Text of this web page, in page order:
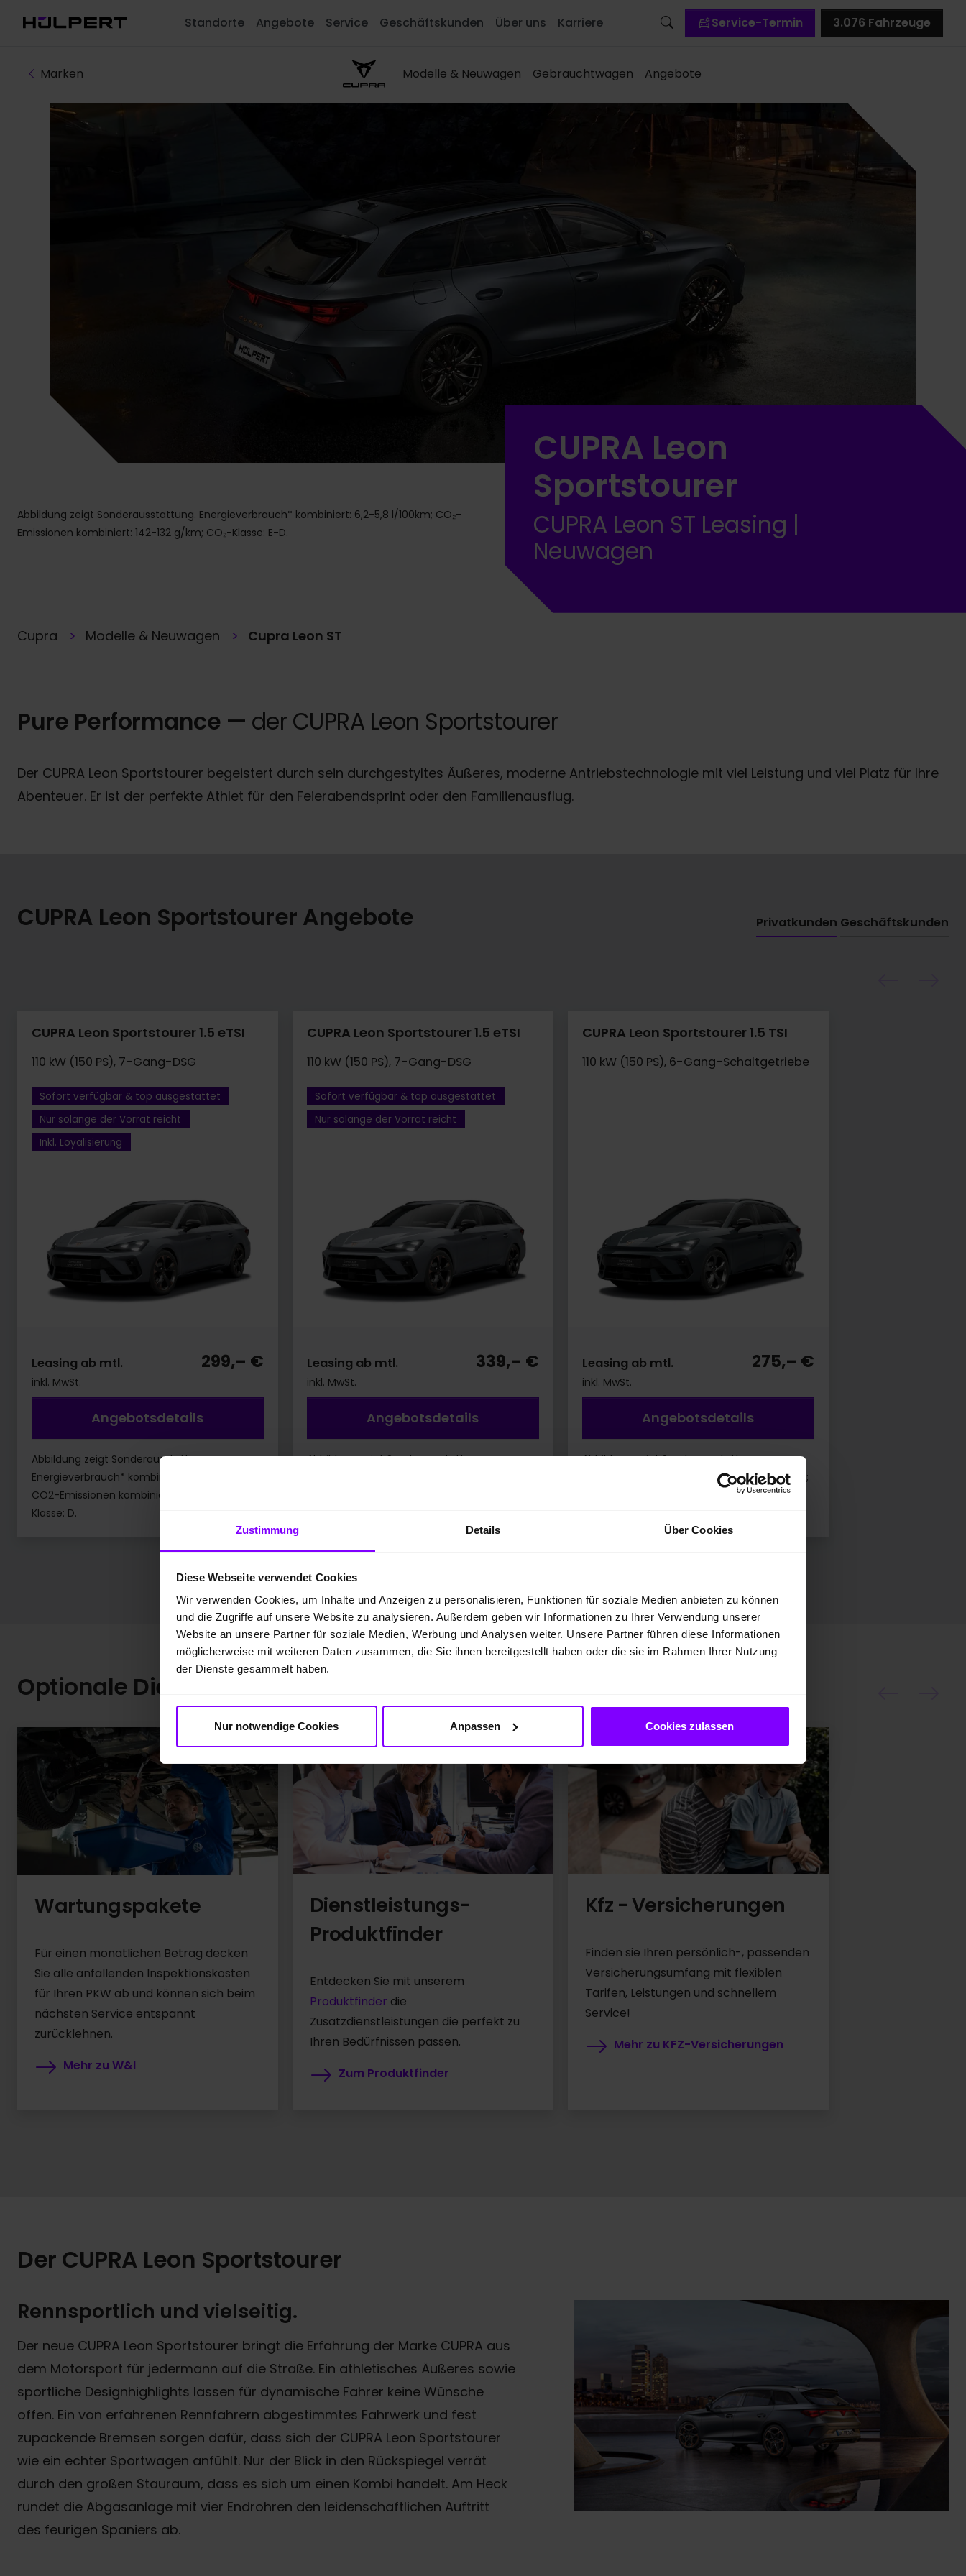
Zustimmung Details Über Cookies
Diese Webseite verwendet Cookies
Wir verwenden Cookies, um Inhalte und Anzeigen zu personalisieren, Funktionen für soziale Medien anbieten zu können
und die Zugriffe auf unsere Website zu analysieren. Außerdem geben wir Informationen zu Ihrer Verwendung unserer
Website an unsere Partner für soziale Medien, Werbung und Analysen weiter. Unsere Partner führen diese Informationen
möglicherweise mit weiteren Daten zusammen, die Sie ihnen bereitgestellt haben oder die sie im Rahmen Ihrer Nutzung
der Dienste gesammelt haben.
Nur notwendige Cookies Anpassen Cookies zulassen
Standorte Angebote Service Geschäftskunden Über uns Karriere Service-Termin Fahrzeuge
3.076
Marken Modelle & Neuwagen Gebrauchtwagen Angebote
CUPRA Leon
Sportstourer
CUPRA Leon ST Leasing |
Neuwagen
Abbildung zeigt Sonderausstattung. Energieverbrauch* kombiniert: 6,2-5,8 l/100km; CO₂-
Emissionen kombiniert: 142-132 g/km; CO₂-Klasse: E-D.
Cupra Modelle & Neuwagen Cupra Leon ST
Pure Performance — der CUPRA Leon Sportstourer
Der CUPRA Leon Sportstourer begeistert durch sein durchgestyltes Äußeres, moderne Antriebstechnologie mit viel Leistung und viel Platz für Ihre
Abenteuer. Er ist der perfekte Athlet für den Feierabendsprint oder den Familienausflug.
CUPRA Leon Sportstourer Angebote Privatkunden Geschäftskunden
CUPRA Leon Sportstourer 1.5 eTSI
110 kW (150 PS), 7-Gang-DSG
Sofort verfügbar & top ausgestattet
Nur solange der Vorrat reicht
Inkl. Loyalisierung
Leasing ab mtl.
inkl. MwSt.
299,– €
Angebotsdetails
Abbildung zeigt Sonderausstattung.
Energieverbrauch* kombiniert 5,4 l/100 km;
CO2-Emissionen kombiniert: 124 g/km; CO2-
Klasse: D.
CUPRA Leon Sportstourer 1.5 eTSI
110 kW (150 PS), 7-Gang-DSG
Sofort verfügbar & top ausgestattet
Nur solange der Vorrat reicht
Leasing ab mtl.
inkl. MwSt.
339,– €
Angebotsdetails
Abbildung zeigt Sonderausstattung.
CUPRA Leon Sportstourer 1.5 TSI
110 kW (150 PS), 6-Gang-Schaltgetriebe
Leasing ab mtl.
inkl. MwSt.
275,– €
Angebotsdetails
Abbildung zeigt Sonderausstattung.
Kraftstoffverbrauch* kombiniert 5,8 l/100 km;
CO2-Emissionen kombiniert: 133 g/km; CO2-
Optionale Dienstleistungen:
Wartungspakete
Für einen monatlichen Betrag decken
Sie alle anfallenden Inspektionskosten
für Ihren PKW ab und können sich beim
nächsten Service entspannt
zurücklehnen.
Mehr zu W&I
Dienstleistungs-
Produktfinder
Entdecken Sie mit unserem
Produktfinder die
Zusatzdienstleistungen die perfekt zu
Ihren Bedürfnissen passen.
Zum Produktfinder
Kfz - Versicherungen
Finden sie Ihren persönlich-, passenden
Versicherungsumfang mit flexiblen
Tarifen, Leistungen und schnellem
Service!
Mehr zu KFZ-Versicherungen
Der CUPRA Leon Sportstourer
Rennsportlich und vielseitig.
Der neue CUPRA Leon Sportstourer bringt die Erfahrung der Marke CUPRA aus
dem Motorsport für jedermann auf die Straße. Ein athletisches Äußeres sowie
sportliche Designhighlights lassen für dynamische Fahrer keine Wünsche
offen. Ein von erfahrenen Rennfahrern abgestimmtes Fahrwerk und fest
zupackende Bremsen sorgen dafür, dass sich der CUPRA Leon Sportstourer
wie ein echter Sportwagen anfühlt. Nur der Blick in den Rückspiegel verrät
durch den großen Stauraum, dass es sich um einen Kombi handelt. Am Heck
rundet die Abgasanlage mit vier Endrohren den leidenschaftlichen Auftritt
des feurigen Spaniers ab.